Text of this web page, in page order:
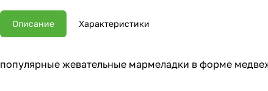
Описание Характеристики
популярные жевательные мармеладки в форме